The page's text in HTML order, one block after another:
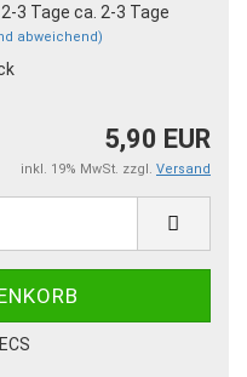
ca. 2-3 Tage
abweichend)
5,90 EUR
inkl. 19% MwSt. zzgl. Versand